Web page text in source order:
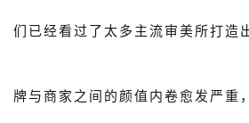
们已经看过了太多主流审美所打造
牌与商家之间的颜值内卷愈发严重